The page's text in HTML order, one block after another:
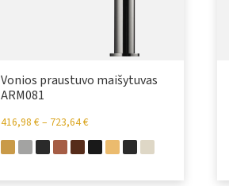
Vonios praustuvo maišytuvas
ARM081
416,98€– 723,64€